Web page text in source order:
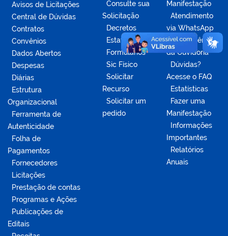
Avisos de Licitações
Central de Dúvidas
Contratos
Convênios
Dados Abertos
Despesas
Diárias
Estrutura
Organizacional
Ferramenta de
Autenticidade
Folha de
Pagamentos
Fornecedores
Licitações
Prestação de contas
Programas e Ações
Publicações de
Editais
Consulte sua
Solicitação
Decretos
Estatísticas
Formulários
Sic Físico
Solicitar
Recurso
Solicitar um
pedido
Manifestação
Atendimento
via WhatsApp
Competências
da Ouvidoria
Dúvidas?
Acesse o FAQ
Estatísticas
Fazer uma
Manifestação
Informações
Importantes
Relatórios
Anuais